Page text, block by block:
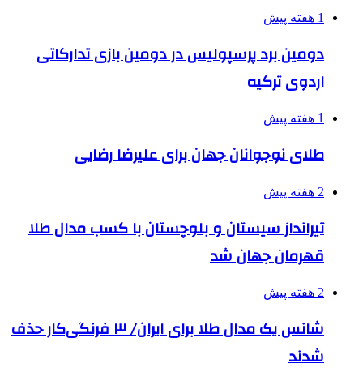
1 هفته پیش
دومین برد پرسپولیس در دومین بازی تدارکاتی
اردوی ترکیه
1 هفته پیش
طلای نوجوانان جهان برای علیرضا رضایی
2 هفته پیش
تیرانداز سیستان و بلوچستان با کسب مدال طلا
قهرمان جهان شد
2 هفته پیش
شانس یک مدال طلا برای ایران/ ۳ فرنگی‌کار حذف
شدند